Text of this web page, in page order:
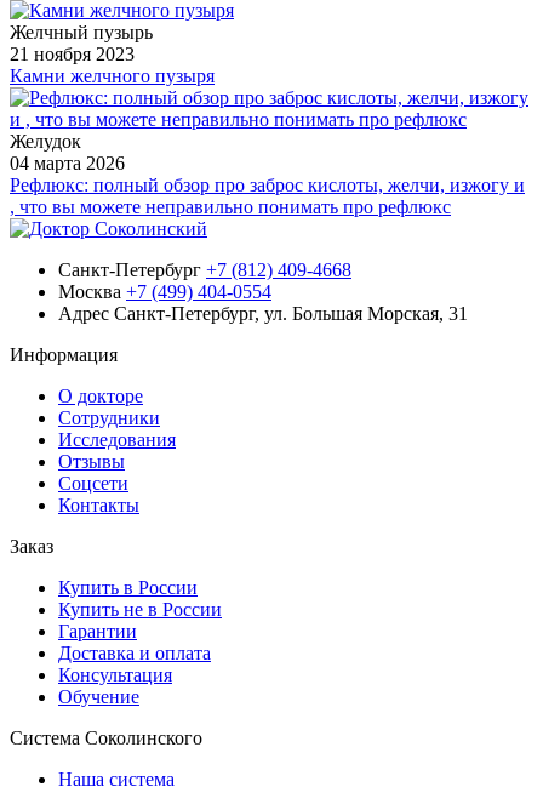
Желчный пузырь
21 ноября 2023
Камни желчного пузыря
Желудок
04 марта 2026
Рефлюкс: полный обзор про заброс кислоты, желчи, изжогу и
, что вы можете неправильно понимать про рефлюкс
Санкт-Петербург +7 (812) 409-4668
Москва +7 (499) 404-0554
Адрес Санкт-Петербург, ул. Большая Морская, 31
Информация
О докторе
Сотрудники
Исследования
Отзывы
Соцсети
Контакты
Заказ
Купить в России
Купить не в России
Гарантии
Доставка и оплата
Консультация
Обучение
Система Соколинского
Наша система